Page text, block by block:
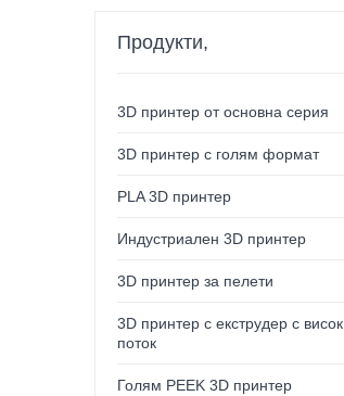
Продукти,
3D принтер от основна серия
3D принтер с голям формат
PLA 3D принтер
Индустриален 3D принтер
3D принтер за пелети
3D принтер с екструдер с висок
поток
Голям PEEK 3D принтер